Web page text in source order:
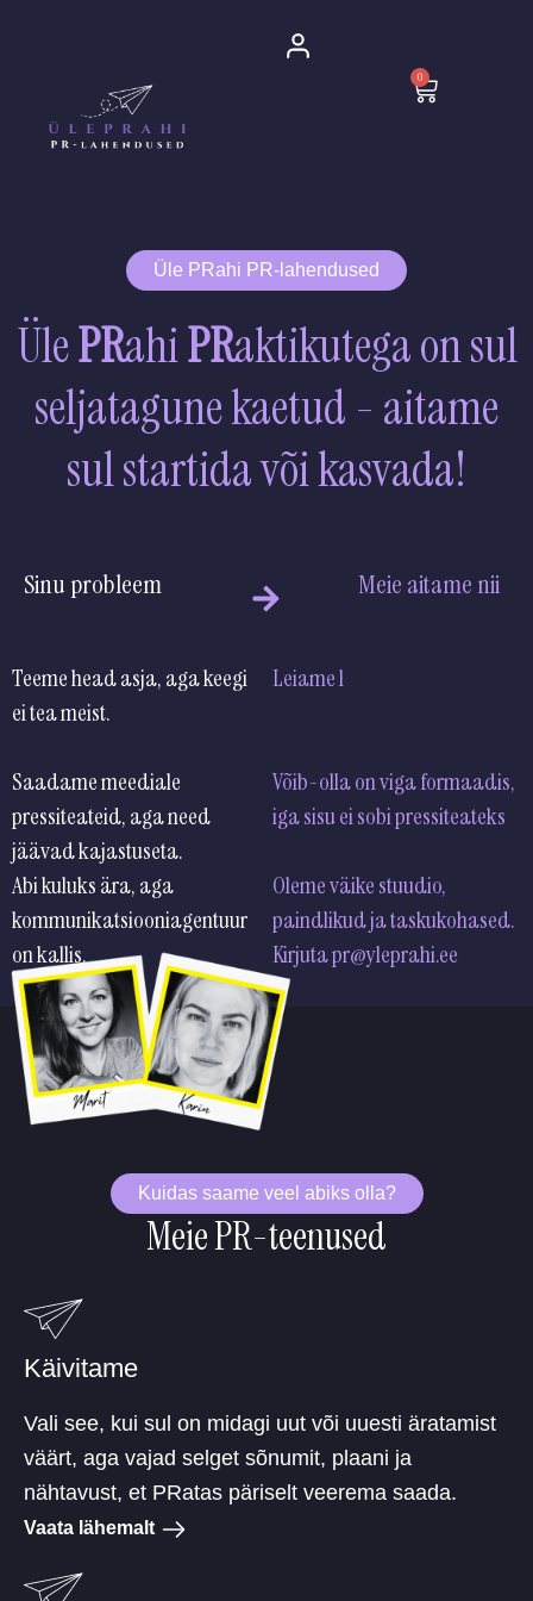
0
Cart
Üle PRahi PR-lahendused
ÜlePRahiPRaktikutega on sul
seljatagune kaetud - aitame
sul startida või kasvada!
Sinu probleem Meie aitame nii
Teeme head asja, aga keegi
ei tea meist.
Leiame loo, sõnumid ja
Saadame meediale
pressiteateid, aga need
jäävad kajastuseta.
Võib-olla on viga formaadis,
iga sisu ei sobi pressiteate
Abi kuluks ära, aga
kommunikatsiooniagentuur
on kallis.
Oleme väike stuudio,
paindlikud ja taskukohased.
Kirjuta pr@yleprahi.ee
Kuidas saame veel abiks olla?
Meie PR-teenused
Käivitame
Vali see, kui sul on midagi uut või uuesti äratamist
väärt, aga vajad selget sõnumit, plaani ja
nähtavust, et PRatas päriselt veerema saada.
Vaata lähemalt